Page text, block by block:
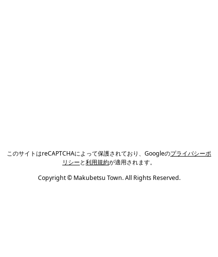
このサイトはreCAPTCHAによって保護されており、Googleのプライバシーポ
リシーと利用規約が適用されます。
Copyright © Makubetsu Town. All Rights Reserved.